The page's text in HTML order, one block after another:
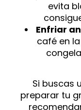
evita
Enfriar
café en
Si buscas
preparar tu